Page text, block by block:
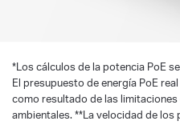
*Los cálculos de la potencia PoE
El presupuesto de energía PoE
como resultado de las
ambientales. **La velocidad de